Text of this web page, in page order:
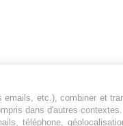
qui traite
Ligue 1 et
etc.), combiner et
dans d'autres contextes.
téléphone,